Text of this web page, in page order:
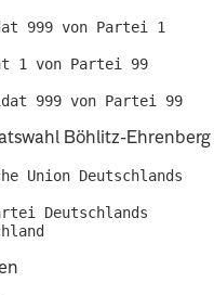
999 von Partei 1
1 von Partei 99
Böhlitz-
Union Deutschlands
Deutschlands